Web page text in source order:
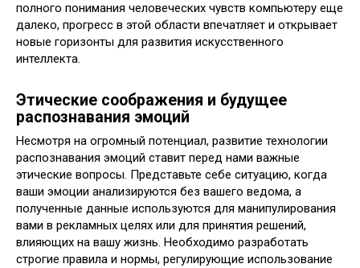
полного понимания человеческих чувств компьютеру еще
далеко, прогресс в этой области впечатляет и открывает
новые горизонты для развития искусственного
интеллекта.
Этические соображения и будущее
распознавания эмоций
Несмотря на огромный потенциал, развитие технологии
распознавания эмоций ставит перед нами важные
этические вопросы. Представьте себе ситуацию, когда
ваши эмоции анализируются без вашего ведома, а
полученные данные используются для манипулирования
вами в рекламных целях или для принятия решений,
влияющих на вашу жизнь. Необходимо разработать
строгие правила и нормы, регулирующие использование